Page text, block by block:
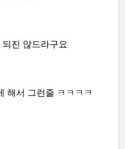
진 않드라구요
해서 그런줄 ㅋㅋㅋㅋ